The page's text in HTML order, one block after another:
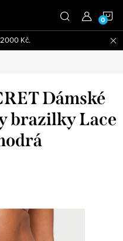
Kč.
Dámské
brazilky Lace